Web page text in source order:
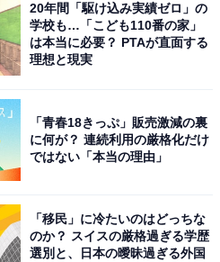
20年間「駆け込み実績ゼロ」の
学校も…「こども110番の家」
は本当に必要？ PTAが直面する
理想と現実
「青春18きっぷ」販売激減の裏
に何が？ 連続利用の厳格化だけ
ではない「本当の理由」
「移民」に冷たいのはどっちな
のか？ スイスの厳格過ぎる学歴
選別と、日本の曖昧過ぎる外国